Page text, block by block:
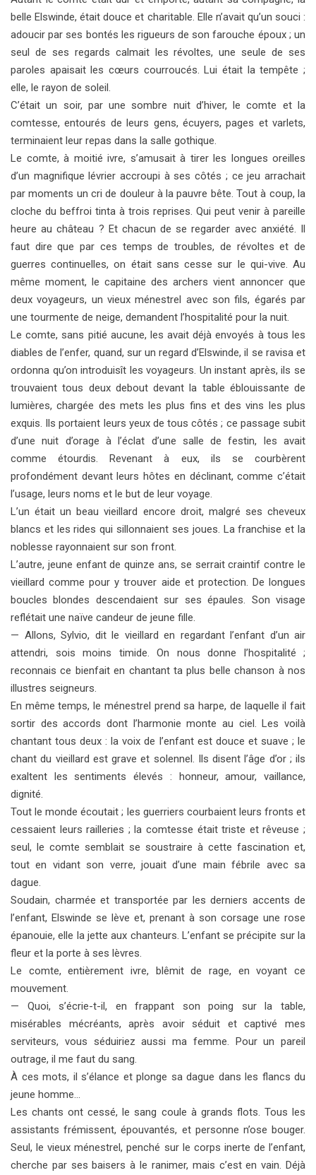
belle Elswinde, était douce et charitable. Elle n’avait qu’un souci :
adoucir par ses bontés les rigueurs de son farouche époux ; un
seul de ses regards calmait les révoltes, une seule de ses
paroles apaisait les cœurs courroucés. Lui était la tempête ;
elle, le rayon de soleil.
C’était un soir, par une sombre nuit d’hiver, le comte et la
comtesse, entourés de leurs gens, écuyers, pages et varlets,
terminaient leur repas dans la salle gothique.
Le comte, à moitié ivre, s’amusait à tirer les longues oreilles
d’un magnifique lévrier accroupi à ses côtés ; ce jeu arrachait
par moments un cri de douleur à la pauvre bête. Tout à coup, la
cloche du beffroi tinta à trois reprises. Qui peut venir à pareille
heure au château ? Et chacun de se regarder avec anxiété. Il
faut dire que par ces temps de troubles, de révoltes et de
guerres continuelles, on était sans cesse sur le qui-vive. Au
même moment, le capitaine des archers vient annoncer que
deux voyageurs, un vieux ménestrel avec son fils, égarés par
une tourmente de neige, demandent l’hospitalité pour la nuit.
Le comte, sans pitié aucune, les avait déjà envoyés à tous les
diables de l’enfer, quand, sur un regard d’Elswinde, il se ravisa et
ordonna qu’on introduisît les voyageurs. Un instant après, ils se
trouvaient tous deux debout devant la table éblouissante de
lumières, chargée des mets les plus fins et des vins les plus
exquis. Ils portaient leurs yeux de tous côtés ; ce passage subit
d’une nuit d’orage à l’éclat d’une salle de festin, les avait
comme étourdis. Revenant à eux, ils se courbèrent
profondément devant leurs hôtes en déclinant, comme c’était
l’usage, leurs noms et le but de leur voyage.
L’un était un beau vieillard encore droit, malgré ses cheveux
blancs et les rides qui sillonnaient ses joues. La franchise et la
noblesse rayonnaient sur son front.
L’autre, jeune enfant de quinze ans, se serrait craintif contre le
vieillard comme pour y trouver aide et protection. De longues
boucles blondes descendaient sur ses épaules. Son visage
reflétait une naïve candeur de jeune fille.
— Allons, Sylvio, dit le vieillard en regardant l’enfant d’un air
attendri, sois moins timide. On nous donne l’hospitalité ;
reconnais ce bienfait en chantant ta plus belle chanson à nos
illustres seigneurs.
En même temps, le ménestrel prend sa harpe, de laquelle il fait
sortir des accords dont l’harmonie monte au ciel. Les voilà
chantant tous deux : la voix de l’enfant est douce et suave ; le
chant du vieillard est grave et solennel. Ils disent l’âge d’or ; ils
exaltent les sentiments élevés : honneur, amour, vaillance,
dignité.
Tout le monde écoutait ; les guerriers courbaient leurs fronts et
cessaient leurs railleries ; la comtesse était triste et rêveuse ;
seul, le comte semblait se soustraire à cette fascination et,
tout en vidant son verre, jouait d’une main fébrile avec sa
dague.
Soudain, charmée et transportée par les derniers accents de
l’enfant, Elswinde se lève et, prenant à son corsage une rose
épanouie, elle la jette aux chanteurs. L’enfant se précipite sur la
fleur et la porte à ses lèvres.
Le comte, entièrement ivre, blêmit de rage, en voyant ce
mouvement.
— Quoi, s’écrie-t-il, en frappant son poing sur la table,
misérables mécréants, après avoir séduit et captivé mes
serviteurs, vous séduiriez aussi ma femme. Pour un pareil
outrage, il me faut du sang.
À ces mots, il s’élance et plonge sa dague dans les flancs du
jeune homme…
Les chants ont cessé, le sang coule à grands flots. Tous les
assistants frémissent, épouvantés, et personne n’ose bouger.
Seul, le vieux ménestrel, penché sur le corps inerte de l’enfant,
cherche par ses baisers à le ranimer, mais c’est en vain. Déjà